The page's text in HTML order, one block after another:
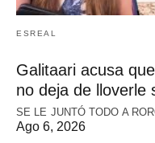
ESREAL
Galitaari acusa
no deja de lloverle
SE LE JUNTÓ TODO A
Ago 6, 2026